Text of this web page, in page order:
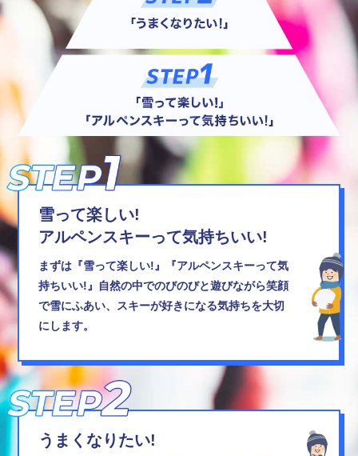
雪って楽しい!
アルペンスキーって気持ちいい!
まずは『雪って楽しい!』『アルペンスキーって気
持ちいい!』自然の中でのびのびと遊びながら笑顔
で雪にふあい、スキーが好きになる気持ちを大切
にします。
うまくなりたい!